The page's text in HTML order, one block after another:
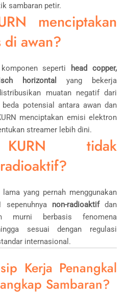
sambaran petir.
menciptakan
awan?
seperti
head copper,
horizontal
yang bekerja
muatan negatif dari
beda potensial antara awan dan
menciptakan emisi elektron
streamer lebih dini.
tidak
yang pernah menggunakan
sepenuhnya non-radioaktifdan
murni berbasis fenomena
sesuai dengan regulasi
internasional.
Kerja Penangkal
Sambaran?